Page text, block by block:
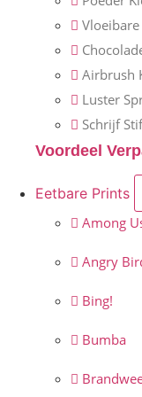
Airbrush
Luster
Schrijf
Voordeel
Eetbare Prints
Among
Angry
Bing!
Bumba